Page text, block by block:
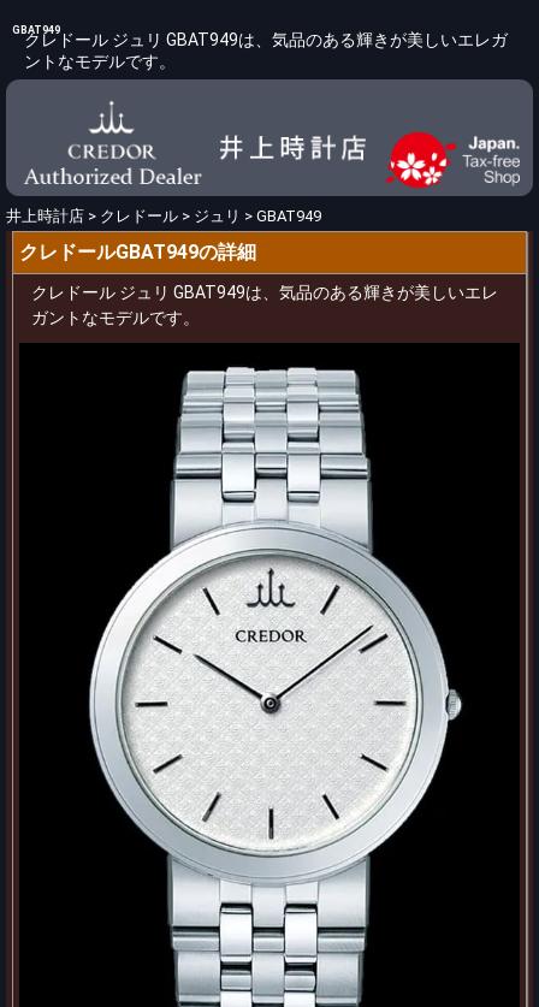
GBAT949
クレドール ジュリ GBAT949は、気品のある輝きが美しいエレガ
ントなモデルです。
井上時計店 > クレドール > ジュリ > GBAT949
クレドールGBAT949の詳細
クレドール ジュリ GBAT949は、気品のある輝きが美しいエレ
ガントなモデルです。